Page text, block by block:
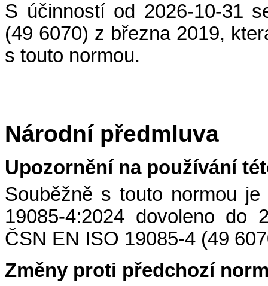
S účinností od 2026-10-31
(49 6070) z března 2019,
s touto normou.
Národní předmluva
Upozornění na používání
Souběžně s touto normou
19085-4:2024 dovoleno do
ČSN EN ISO 19085-4 (49
Změny proti předchozí